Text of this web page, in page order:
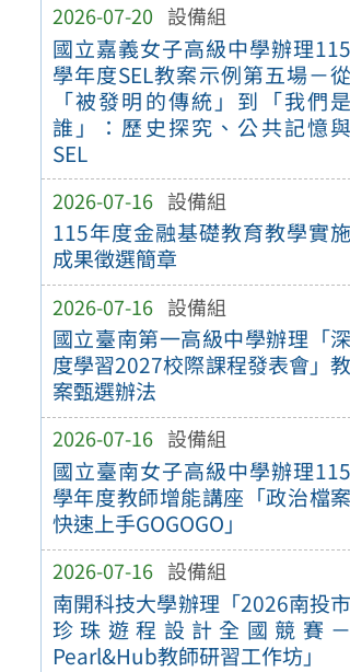
2026-07-20 設備組
國立嘉義女子高級中學辦理115
學年度SEL教案示例第五場－從
「被發明的傳統」到「我們是
誰」：歷史探究、公共記憶與
SEL
2026-07-16 設備組
115年度金融基礎教育教學實施
成果徵選簡章
2026-07-16 設備組
國立臺南第一高級中學辦理「深
度學習2027校際課程發表會」教
案甄選辦法
2026-07-16 設備組
國立臺南女子高級中學辦理115
學年度教師增能講座「政治檔案
快速上手GOGOGO」
2026-07-16 設備組
南開科技大學辦理「2026南投市
珍珠遊程設計全國競賽－
Pearl&Hub教師研習工作坊」